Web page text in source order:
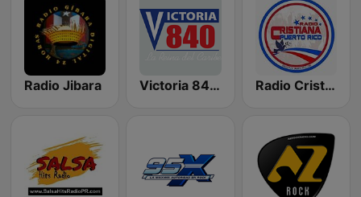
Radio Jibara Victoria 840 AM Radio Cristiana Puerto Rico